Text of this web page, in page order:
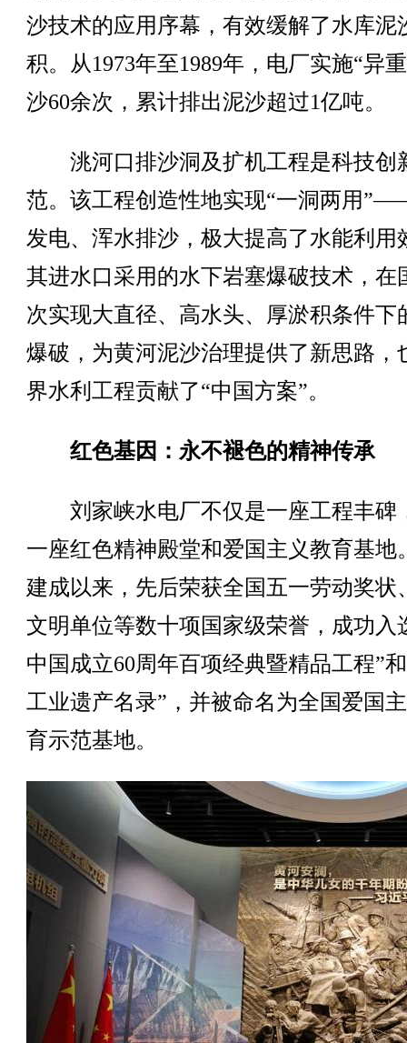
沙技术的应用序幕，有效缓解了水库泥
积。从1973年至1989年，电厂实施“异
沙60余次，累计排出泥沙超过1亿吨。
洮河口排沙洞及扩机工程是科技创
范。该工程创造性地实现“一洞两用
发电、浑水排沙，极大提高了水能利用
其进水口采用的水下岩塞爆破技术，在
次实现大直径、高水头、厚淤积条件下
爆破，为黄河泥沙治理提供了新思路，
界水利工程贡献了“中国方案”。
红色基因：永不褪色的精神传承
刘家峡水电厂不仅是一座工程丰碑
一座红色精神殿堂和爱国主义教育基地
建成以来，先后荣获全国五一劳动奖状
文明单位等数十项国家级荣誉，成功入
中国成立60周年百项经典暨精品工程”
工业遗产名录”，并被命名为全国爱国
育示范基地。